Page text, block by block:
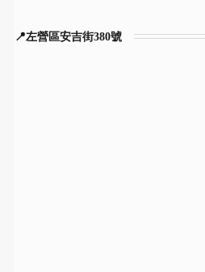
📍左營區安吉街380號